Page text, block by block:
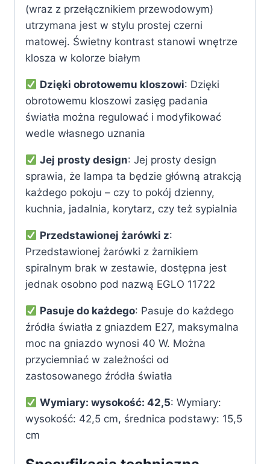
(wraz z przełącznikiem przewodowym)
utrzymana jest w stylu prostej czerni
matowej. Świetny kontrast stanowi wnętrze
klosza w kolorze białym
Dzięki obrotowemu kloszowi: Dzięki
obrotowemu kloszowi zasięg padania
światła można regulować i modyfikować
wedle własnego uznania
Jej prosty design: Jej prosty design
sprawia, że lampa ta będzie główną atrakcją
każdego pokoju – czy to pokój dzienny,
kuchnia, jadalnia, korytarz, czy też sypialnia
Przedstawionej żarówki z:
Przedstawionej żarówki z żarnikiem
spiralnym brak w zestawie, dostępna jest
jednak osobno pod nazwą EGLO 11722
Pasuje do każdego: Pasuje do każdego
źródła światła z gniazdem E27, maksymalna
moc na gniazdo wynosi 40 W. Można
przyciemniać w zależności od
zastosowanego źródła światła
Wymiary: wysokość: 42,5: Wymiary:
wysokość: 42,5 cm, średnica podstawy: 15,5
cm